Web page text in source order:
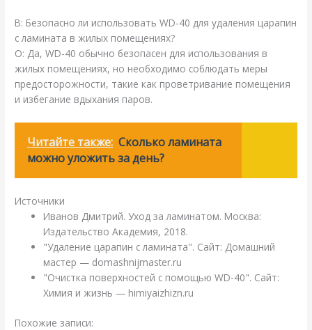
В: Безопасно ли использовать WD-40 для удаления царапин
с ламината в жилых помещениях?
О: Да, WD-40 обычно безопасен для использования в
жилых помещениях, но необходимо соблюдать меры
предосторожности, такие как проветривание помещения
и избегание вдыхания паров.
Читайте также: Сколько ламината
можно уложить за день?
Источники
Иванов Дмитрий. Уход за ламинатом. Москва:
Издательство Академия, 2018.
"Удаление царапин с ламината". Сайт: Домашний
мастер — domashnijmaster.ru
"Очистка поверхностей с помощью WD-40". Сайт:
Химия и жизнь — himiyaizhizn.ru
Похожие записи: